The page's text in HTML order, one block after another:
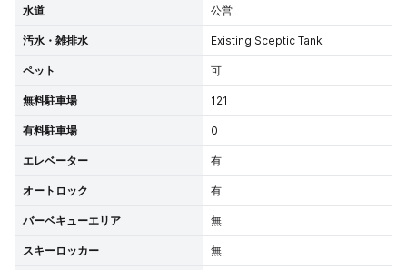
水道 公営
汚水・雑排水 Existing Sceptic Tank
ペット 可
無料駐車場 121
有料駐車場 0
エレベーター 有
オートロック 有
バーベキューエリア 無
スキーロッカー 無